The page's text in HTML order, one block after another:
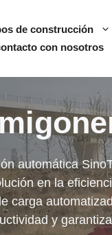
de construcción
con nosotros
automática
en la
carga
y